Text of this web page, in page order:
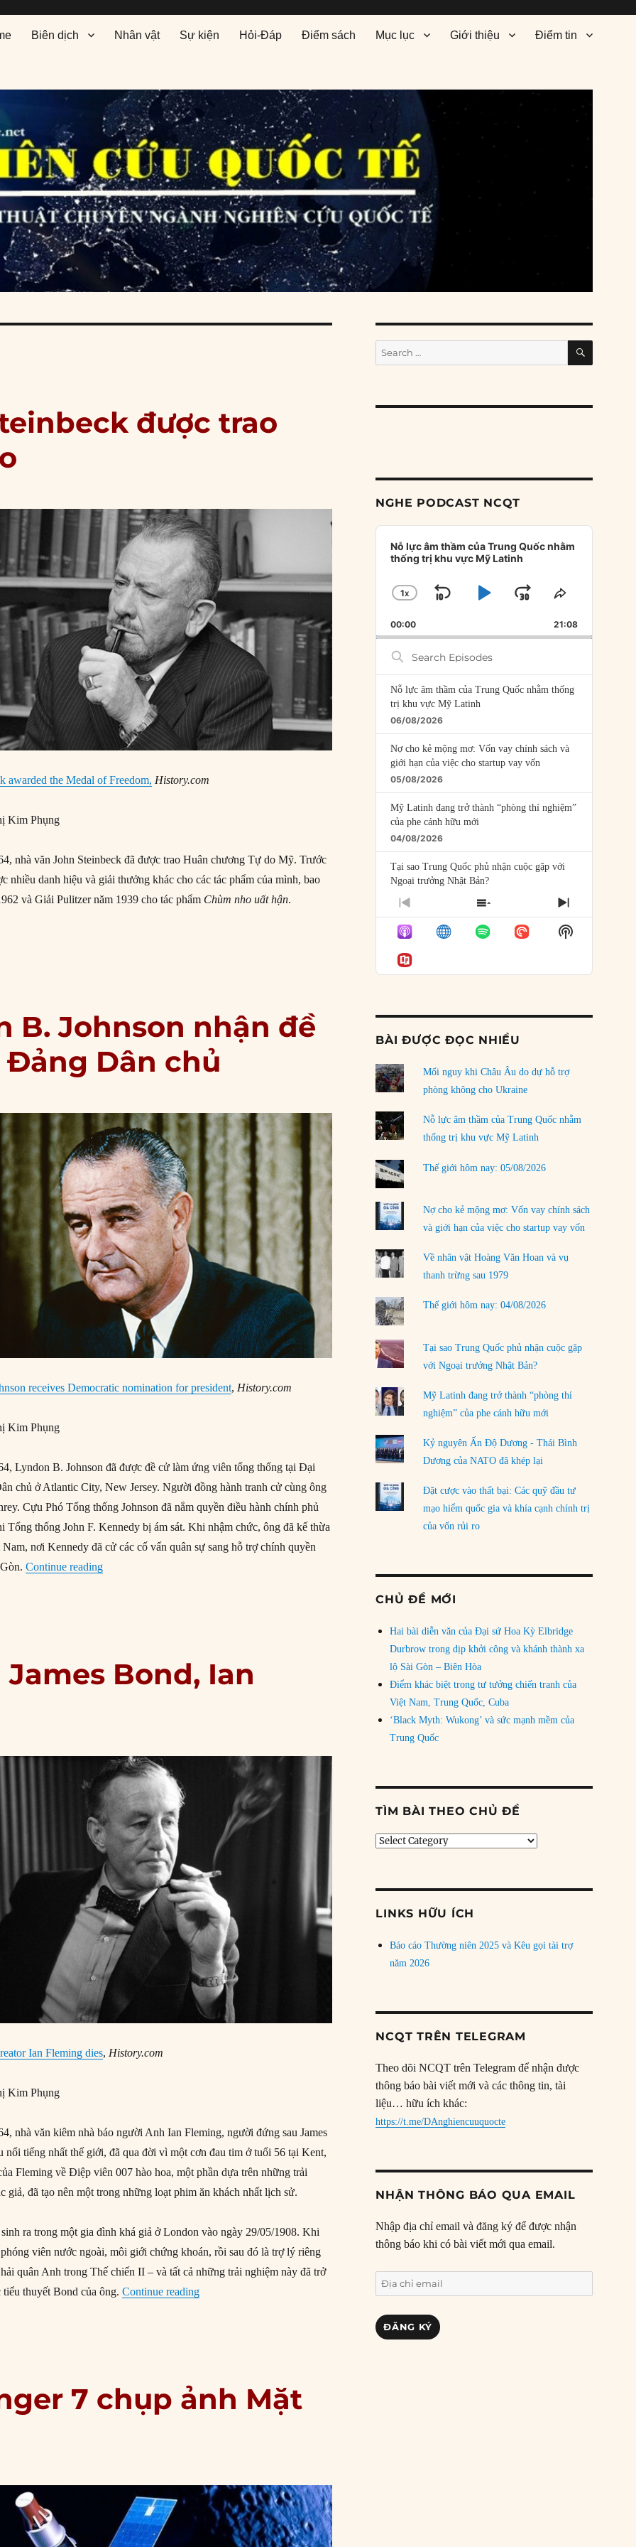
Biên dịch Nhân vật Sự kiện Hỏi-Đáp Điểm sách Mục lục Giới thiệu Điểm tin
được trao
awarded the Medal of Freedom, History.com
Kim Phụng
nhà văn John Steinbeck đã được trao Huân chương Tự do Mỹ. Trước
nhiều danh hiệu và giải thưởng khác cho các tác phẩm của mình, bao
và Giải Pulitzer năm 1939 cho tác phẩm Chùm nho uất hận.
1964: John Steinbeck được trao Huân chương Tự do”
B. Johnson nhận đề
Dân chủ
receives Democratic nomination for president, History.com
Kim Phụng
Lyndon B. Johnson đã được đề cử làm ứng viên tổng thống tại Đại
chủ ở Atlantic City, New Jersey. Người đồng hành tranh cử cùng ông
Cựu Phó Tổng thống Johnson đã nắm quyền điều hành chính phủ
Tổng thống John F. Kennedy bị ám sát. Khi nhậm chức, ông đã kế thừa
nơi Kennedy đã cử các cố vấn quân sự sang hỗ trợ chính quyền
Gòn.Continue reading“26/08/1964: Lyndon B. Johnson nhận đề cử tổng thống của Đảng Dân chủ”
James Bond, Ian
Ian Fleming dies, History.com
Kim Phụng
nhà văn kiêm nhà báo người Anh Ian Fleming, người đứng sau James
nổi tiếng nhất thế giới, đã qua đời vì một cơn đau tim ở tuổi 56 tại Kent,
Fleming về Điệp viên 007 hào hoa, một phần dựa trên những trải
giả, đã tạo nên một trong những loạt phim ăn khách nhất lịch sử.
ra trong một gia đình khá giả ở London vào ngày 29/05/1908. Khi
viên nước ngoài, môi giới chứng khoán, rồi sau đó là trợ lý riêng
quân Anh trong Thế chiến II – và tất cả những trải nghiệm này đã trở
tiểu thuyết Bond của ông.Continue reading“12/08/1964: Tác giả James Bond, Ian Fleming, qua đời”
7 chụp ảnh Mặt
Search
for:
SEARCH
NGHE PODCAST NCQT
Audio
Player
Nỗ lực âm thầm của Trung Quốc nhằm
thống trị khu vực Mỹ Latinh
CHANGE
RATE
1X
SKIP
BACKWARD
PLAYJUMP
FORWARD
SHARE
EPISODE
00:00 21:08
Search
Episodes
Nỗ lực âm thầm của Trung Quốc nhằm thống
trị khu vực Mỹ Latinh
06/08/2026
Nợ cho kẻ mộng mơ: Vốn vay chính sách và
giới hạn của việc cho startup vay vốn
05/08/2026
Mỹ Latinh đang trở thành “phòng thí nghiệm”
của phe cánh hữu mới
04/08/2026
Tại sao Trung Quốc phủ nhận cuộc gặp với
Ngoại trưởng Nhật Bản?
04/08/2026
Điểm mù chiến lược của Trump tại Thái Bình
Dương
03/08/2026
rủi ro
01/08/2026
31/07/2026
phải chịu đựng?
30/07/2026
Tập tìm cách chôn vùi bê bối chấn động vòng
tròn thân cận của mình
LOAD MORE
PREVIOUS
EPISODE
SHOW
EPISODES
LIST
NEXT
EPISODE
Show
Podcast
BÀI ĐƯỢC ĐỌC NHIỀU
Mối nguy khi Châu Âu do dự hỗ trợ
phòng không cho Ukraine
Nỗ lực âm thầm của Trung Quốc nhằm
thống trị khu vực Mỹ Latinh
Thế giới hôm nay: 05/08/2026
Nợ cho kẻ mộng mơ: Vốn vay chính sách
và giới hạn của việc cho startup vay vốn
Về nhân vật Hoàng Văn Hoan và vụ
thanh trừng sau 1979
Thế giới hôm nay: 04/08/2026
Tại sao Trung Quốc phủ nhận cuộc gặp
với Ngoại trưởng Nhật Bản?
Mỹ Latinh đang trở thành “phòng thí
nghiệm” của phe cánh hữu mới
Kỷ nguyên Ấn Độ Dương - Thái Bình
Dương của NATO đã khép lại
Đặt cược vào thất bại: Các quỹ đầu tư
mạo hiểm quốc gia và khía cạnh chính trị
của vốn rủi ro
CHỦ ĐỀ MỚI
Hai bài diễn văn của Đại sứ Hoa Kỳ Elbridge
Durbrow trong dịp khởi công và khánh thành xa
lộ Sài Gòn – Biên Hòa
Điểm khác biệt trong tư tưởng chiến tranh của
Việt Nam, Trung Quốc, Cuba
‘Black Myth: Wukong’ và sức mạnh mềm của
Trung Quốc
TÌM BÀI THEO CHỦ ĐỀ
Tìm
LINKS HỮU ÍCH
Báo cáo Thường niên 2025 và Kêu gọi tài trợ
năm 2026
NCQT TRÊN TELEGRAM
Theo dõi NCQT trên Telegram để nhận được
thông báo bài viết mới và các thông tin, tài
liệu… hữu ích khác:
https://t.me/DAnghiencuuquocte
NHẬN THÔNG BÁO QUA EMAIL
Nhập địa chỉ email và đăng ký để được nhận
thông báo khi có bài viết mới qua email.
Địa
chỉ
email
ĐĂNG KÝ